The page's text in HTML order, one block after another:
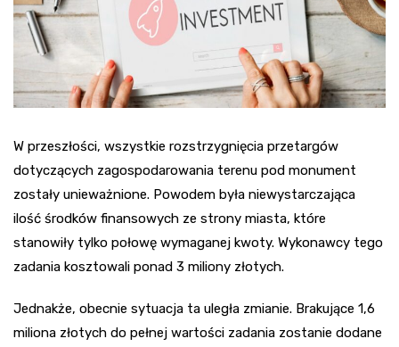
W przeszłości, wszystkie rozstrzygnięcia przetargów
dotyczących zagospodarowania terenu pod monument
zostały unieważnione. Powodem była niewystarczająca
ilość środków finansowych ze strony miasta, które
stanowiły tylko połowę wymaganej kwoty. Wykonawcy tego
zadania kosztowali ponad 3 miliony złotych.
Jednakże, obecnie sytuacja ta uległa zmianie. Brakujące 1,6
miliona złotych do pełnej wartości zadania zostanie dodane